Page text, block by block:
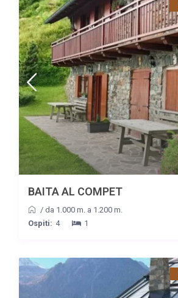
BAITA AL COMPET
/ da 1.000 m. a 1.200 m.
Ospiti: 4 1